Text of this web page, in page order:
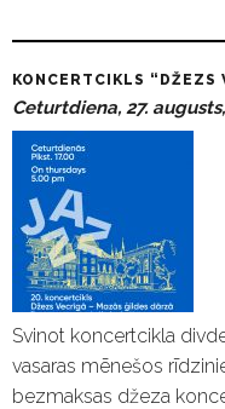
KONCERTCIKLS “DŽEZS
Ceturtdiena, 27.
Svinot koncertcikla
vasaras mēnešos
bezmaksas džeza